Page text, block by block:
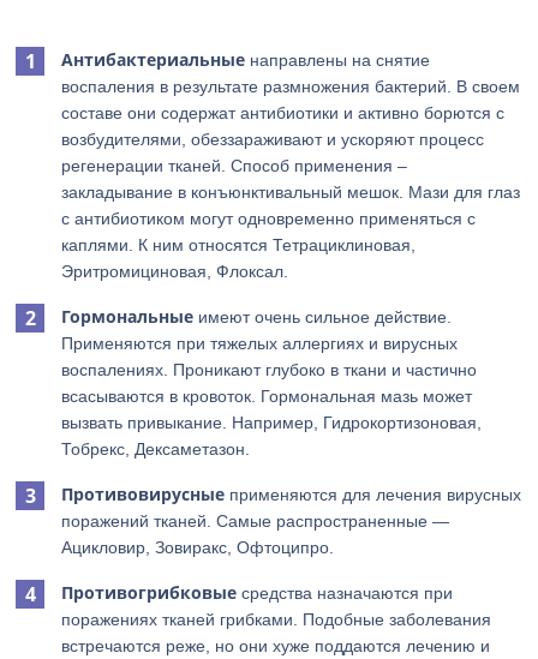
Антибактериальные направлены на снятие
воспаления в результате размножения бактерий. В своем
составе они содержат антибиотики и активно борются с
возбудителями, обеззараживают и ускоряют процесс
регенерации тканей. Способ применения –
закладывание в конъюнктивальный мешок. Мази для глаз
с антибиотиком могут одновременно применяться с
каплями. К ним относятся Тетрациклиновая,
Эритромициновая, Флоксал.
Гормональные имеют очень сильное действие.
Применяются при тяжелых аллергиях и вирусных
воспалениях. Проникают глубоко в ткани и частично
всасываются в кровоток. Гормональная мазь может
вызвать привыкание. Например, Гидрокортизоновая,
Тобрекс, Дексаметазон.
Противовирусные применяются для лечения вирусных
поражений тканей. Самые распространенные —
Ацикловир, Зовиракс, Офтоципро.
Противогрибковые средства назначаются при
поражениях тканей грибками. Подобные заболевания
встречаются реже, но они хуже поддаются лечению и